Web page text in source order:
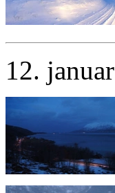
12. januar